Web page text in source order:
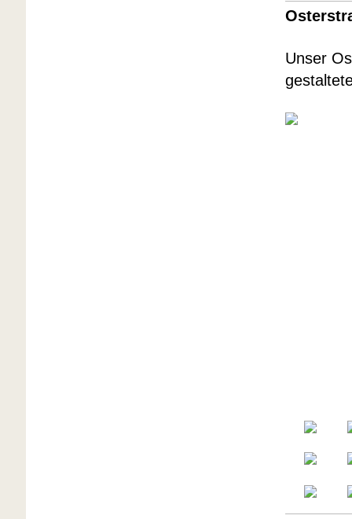
Unser